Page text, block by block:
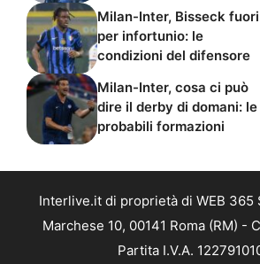
Milan-Inter, Bisseck fuori
per infortunio: le
condizioni del difensore
Milan-Inter, cosa ci può
dire il derby di domani: le
probabili formazioni
Interlive.it di proprietà di WEB 365
Marchese 10, 00141 Roma (RM) -
Partita I.V.A.